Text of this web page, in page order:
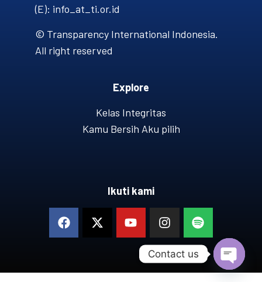
(E): info_at_ti.or.id
© Transparency International Indonesia.
All right reserved
Explore
Kelas Integritas
Kamu Bersih Aku pilih
Ikuti kami
Contact us
OPEN